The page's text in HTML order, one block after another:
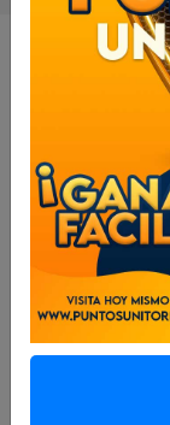
COPA
COPA FORCE
SKU...44150610
Aplicación Uso
Tipo De Cubo